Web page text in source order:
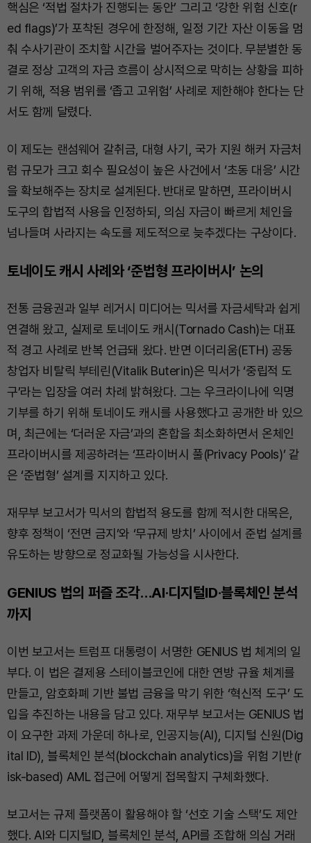
핵심은 ‘적법 절차가 진행되는 동안’ 그리고 ‘강한 위험 신호(r
ed flags)’가 포착된 경우에 한정해, 일정 기간 자산 이동을 멈
춰 수사기관이 조치할 시간을 벌어주자는 것이다. 무분별한 동
결로 정상 고객의 자금 흐름이 상시적으로 막히는 상황을 피하
기 위해, 적용 범위를 ‘좁고 고위험’ 사례로 제한해야 한다는 단
서도 함께 달렸다.
이 제도는 랜섬웨어 갈취금, 대형 사기, 국가 지원 해커 자금처
럼 규모가 크고 회수 필요성이 높은 사건에서 ‘초동 대응’ 시간
을 확보해주는 장치로 설계된다. 반대로 말하면, 프라이버시
도구의 합법적 사용을 인정하되, 의심 자금이 빠르게 체인을
넘나들며 사라지는 속도를 제도적으로 늦추겠다는 구상이다.
토네이도 캐시 사례와 ‘준법형 프라이버시’ 논의
전통 금융권과 일부 레거시 미디어는 믹서를 자금세탁과 쉽게
연결해 왔고, 실제로 토네이도 캐시(Tornado Cash)는 대표
적 경고 사례로 반복 언급돼 왔다. 반면 이더리움(ETH) 공동
창업자 비탈릭 부테린(Vitalik Buterin)은 믹서가 ‘중립적 도
구’라는 입장을 여러 차례 밝혀왔다. 그는 우크라이나에 익명
기부를 하기 위해 토네이도 캐시를 사용했다고 공개한 바 있으
며, 최근에는 ‘더러운 자금’과의 혼합을 최소화하면서 온체인
프라이버시를 제공하려는 ‘프라이버시 풀(Privacy Pools)’ 같
은 ‘준법형’ 설계를 지지하고 있다.
재무부 보고서가 믹서의 합법적 용도를 함께 적시한 대목은,
향후 정책이 ‘전면 금지’와 ‘무규제 방치’ 사이에서 준법 설계를
유도하는 방향으로 정교화될 가능성을 시사한다.
GENIUS 법의 퍼즐 조각…AI·디지털ID·블록체인 분석
까지
이번 보고서는 트럼프 대통령이 서명한 GENIUS 법 체계의 일
부다. 이 법은 결제용 스테이블코인에 대한 연방 규율 체계를
만들고, 암호화폐 기반 불법 금융을 막기 위한 ‘혁신적 도구’ 도
입을 추진하는 내용을 담고 있다. 재무부 보고서는 GENIUS 법
이 요구한 과제 가운데 하나로, 인공지능(AI), 디지털 신원(Dig
ital ID), 블록체인 분석(blockchain analytics)을 위험 기반(r
isk-based) AML 접근에 어떻게 접목할지 구체화했다.
보고서는 규제 플랫폼이 활용해야 할 ‘선호 기술 스택’도 제안
했다. AI와 디지털ID, 블록체인 분석, API를 조합해 의심 거래